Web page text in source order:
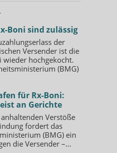
Boni sind zulässig
der
Versender ist die
wieder hochgekocht.
(BMG)
für Rx-Boni:
an Gerichte
Verstöße
fordert das
(BMG) ein
die Versender –...